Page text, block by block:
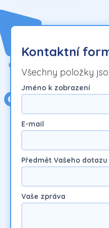
Kontaktní
Všechny položky
Jméno k zobrazení
E-mail
Předmět Vašeho dotazu
Vaše zpráva